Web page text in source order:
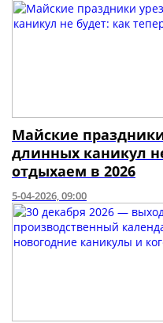
Майские
длинных каникул
отдыхаем в 2026
5-04-2026, 09:00